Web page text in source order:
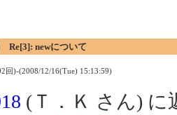
Re[3]: newについて
回)-(2008/12/16(Tue) 15:13:59)
(Ｔ．Ｋ さん) に